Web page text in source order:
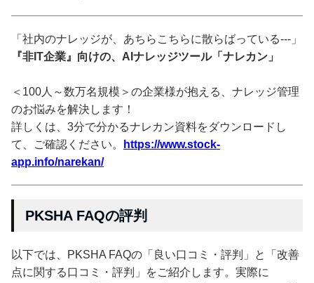
「社内のナレッジが、あちらこちらに散らばっている---」
『非IT企業』向けの、AIナレッジツール「ナレカン」
＜100人～数万名規模＞の企業様が抱える、ナレッジ管理
のお悩みを解決します！
詳しくは、3分で分かるナレカン資料をダウンロードし
て、ご確認ください。
https://www.stock-
app.info/narekan/
PKSHA FAQの評判
以下では、PKSHA FAQの「良い口コミ・評判」と「改善
点に関する口コミ・評判」をご紹介します。実際に